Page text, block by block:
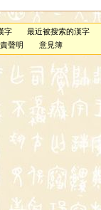
字
最近被搜索的漢字
聲明 意見簿